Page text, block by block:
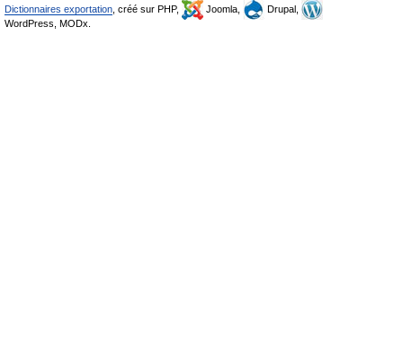
Dictionnaires exportation , créé sur PHP, Joomla,
Drupal,
WordPress, MODx.